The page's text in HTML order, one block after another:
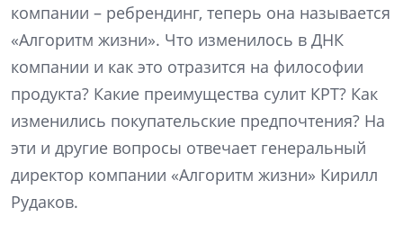
компании – ребрендинг, теперь она называется
«Алгоритм жизни». Что изменилось в ДНК
компании и как это отразится на философии
продукта? Какие преимущества сулит КРТ? Как
изменились покупательские предпочтения? На
эти и другие вопросы отвечает генеральный
директор компании «Алгоритм жизни» Кирилл
Рудаков.